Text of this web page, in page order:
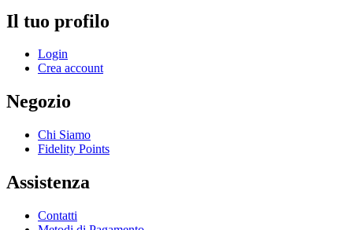
Il tuo profilo
Login
Crea account
Negozio
Chi Siamo
Fidelity Points
Assistenza
Contatti